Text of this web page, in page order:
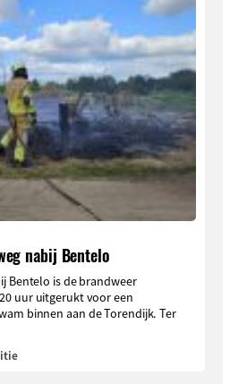
nabij Bentelo
Bentelo is de brandweer
uur uitgerukt voor een
binnen aan de Torendijk. Ter